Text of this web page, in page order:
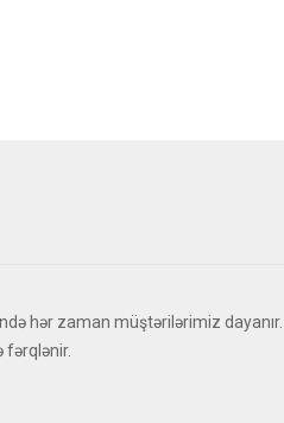
hər zaman müştərilərimiz
fərqlənir.